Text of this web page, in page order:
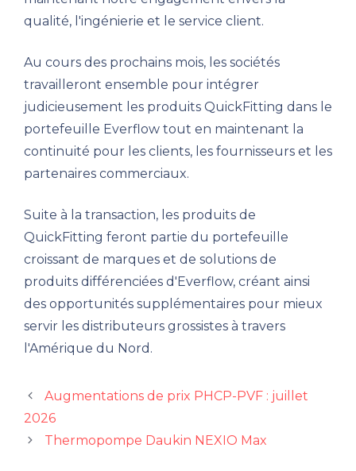
qualité, l'ingénierie et le service client.
Au cours des prochains mois, les sociétés
travailleront ensemble pour intégrer
judicieusement les produits QuickFitting dans le
portefeuille Everflow tout en maintenant la
continuité pour les clients, les fournisseurs et les
partenaires commerciaux.
Suite à la transaction, les produits de
QuickFitting feront partie du portefeuille
croissant de marques et de solutions de
produits différenciées d'Everflow, créant ainsi
des opportunités supplémentaires pour mieux
servir les distributeurs grossistes à travers
l'Amérique du Nord.
Augmentations de prix PHCP-PVF : juillet
2026
Thermopompe Daukin NEXIO Max